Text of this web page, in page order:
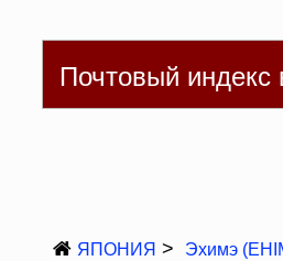
Почтовый индекс
ЯПОНИЯ Эхимэ